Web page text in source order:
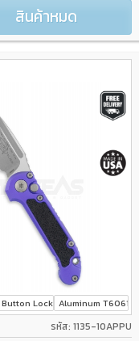
สินค้าหมด
Button Lock Aluminum T6061
รหัส: 1135-10APPU